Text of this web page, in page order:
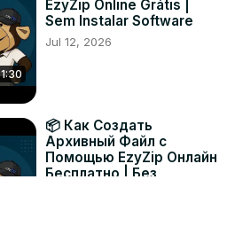
1:30
EzyZip Online Grátis |
Sem Instalar Software
Jul 12, 2026
📦 Как Создать
Архивный Файл с
Помощью EzyZip Онлайн
Бесплатно | Без